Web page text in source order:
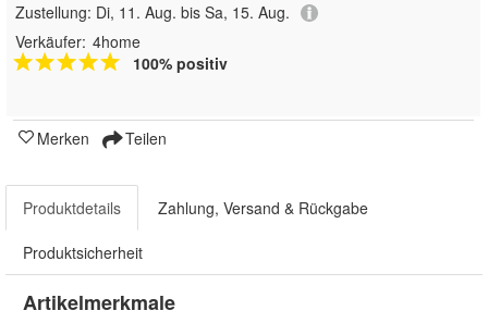
Zustellung: Di, 11. Aug. bis Sa, 15. Aug.
Verkäufer: 4home
100% positiv
Merken Teilen
Produktdetails Zahlung, Versand & Rückgabe
Produktsicherheit
Artikelmerkmale